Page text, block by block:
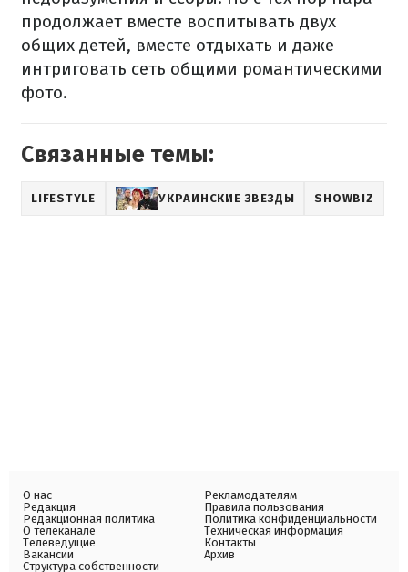
продолжает вместе воспитывать двух
общих детей, вместе отдыхать и даже
интриговать сеть общими романтическими
фото.
Связанные темы:
LIFESTYLE УКРАИНСКИЕ ЗВЕЗДЫ SHOWBIZ
О нас
Редакция
Редакционная политика
О телеканале
Телеведущие
Вакансии
Структура собственности
Рекламодателям
Правила пользования
Политика конфиденциальности
Техническая информация
Контакты
Архив